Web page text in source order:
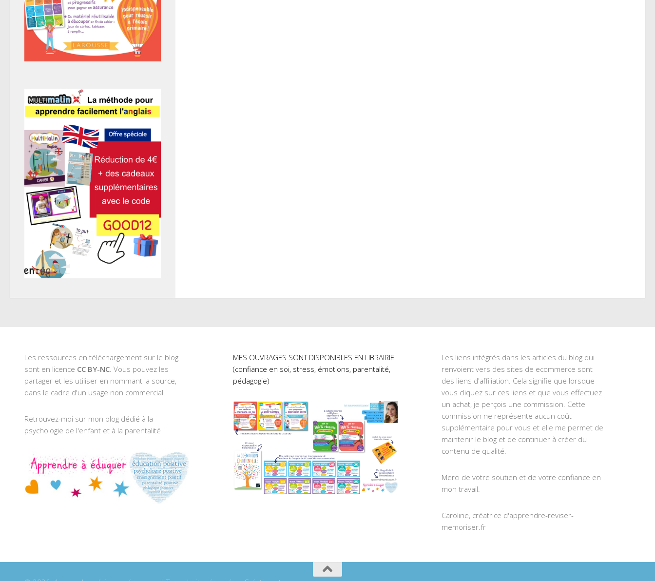
Les ressources en téléchargement sur le blog
sont en licence CC BY-NC. Vous pouvez les
partager et les utiliser en nommant la source,
dans le cadre d'un usage non commercial.
Retrouvez-moi sur mon blog dédié à la
psychologie de l'enfant et à la parentalité
MES OUVRAGES SONT DISPONIBLES EN LIBRAIRIE
(confiance en soi, stress, émotions, parentalité,
pédagogie)
Les liens intégrés dans les articles du blog qui
renvoient vers des sites de ecommerce sont
des liens d'affiliation. Cela signifie que lorsque
vous cliquez sur ces liens et que vous effectuez
un achat, je perçois une commission. Cette
commission ne représente aucun coût
supplémentaire pour vous et elle me permet de
maintenir le blog et de continuer à créer du
contenu de qualité.
Merci de votre soutien et de votre confiance en
mon travail.
Caroline, créatrice d'apprendre-reviser-
memoriser.fr